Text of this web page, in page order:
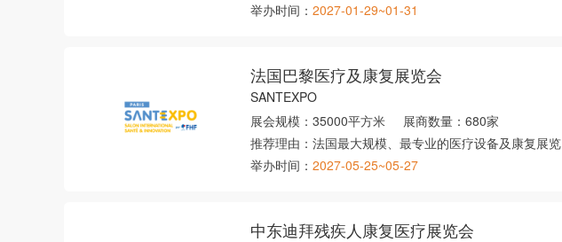
举办时间： 2027-01-29~01-31
法国巴黎医疗及康复展览会
SANTEXPO
展会规模： 35000平方米 展商数量： 680家
推荐理由： 法国最大规模、最专业的医疗设备及康复展览
举办时间： 2027-05-25~05-27
中东迪拜残疾人康复医疗展览会